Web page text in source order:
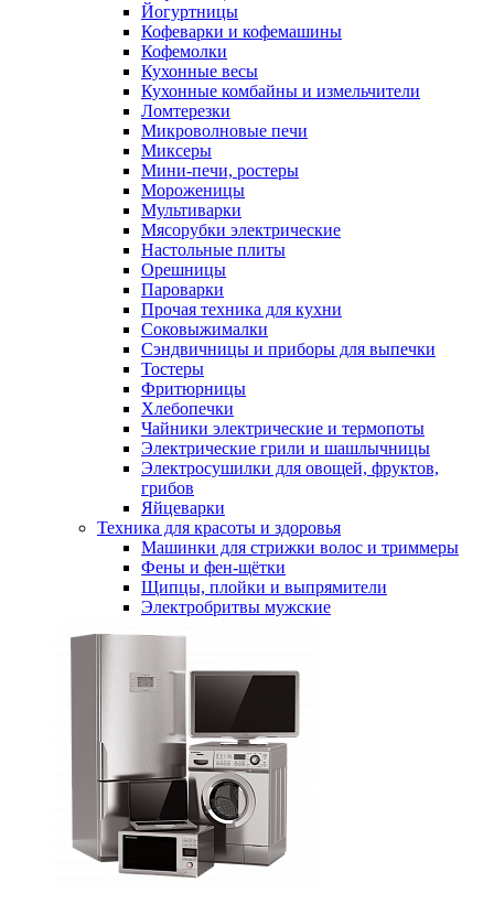
Йогуртницы
Кофеварки и кофемашины
Кофемолки
Кухонные весы
Кухонные комбайны и измельчители
Ломтерезки
Микроволновые печи
Миксеры
Мини-печи, ростеры
Мороженицы
Мультиварки
Мясорубки электрические
Настольные плиты
Орешницы
Пароварки
Прочая техника для кухни
Соковыжималки
Сэндвичницы и приборы для выпечки
Тостеры
Фритюрницы
Хлебопечки
Чайники электрические и термопоты
Электрические грили и шашлычницы
Электросушилки для овощей, фруктов,
грибов
Яйцеварки
Техника для красоты и здоровья
Машинки для стрижки волос и триммеры
Фены и фен-щётки
Щипцы, плойки и выпрямители
Электробритвы мужские